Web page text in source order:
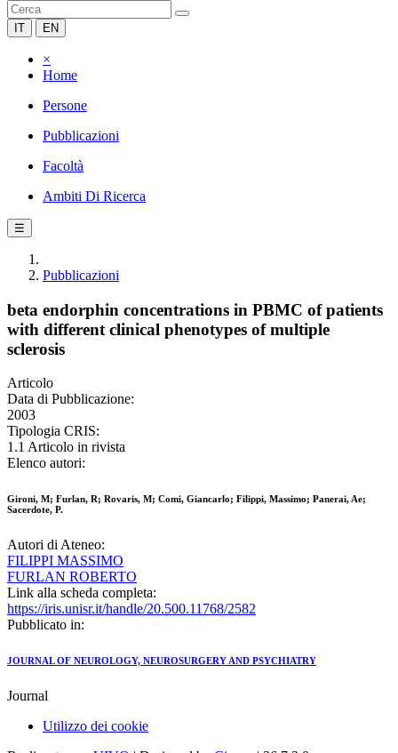
IT EN
×
Home
Persone
Pubblicazioni
Facoltà
Ambiti Di Ricerca
☰
Pubblicazioni
beta endorphin concentrations in PBMC of patients
with different clinical phenotypes of multiple
sclerosis
Articolo
Data di Pubblicazione:
2003
Tipologia CRIS:
1.1 Articolo in rivista
Elenco autori:
Gironi, M; Furlan, R; Rovaris, M; Comi, Giancarlo; Filippi, Massimo; Panerai, Ae;
Sacerdote, P.
Autori di Ateneo:
FILIPPI MASSIMO
FURLAN ROBERTO
Link alla scheda completa:
https://iris.unisr.it/handle/20.500.11768/2582
Pubblicato in:
JOURNAL OF NEUROLOGY, NEUROSURGERY AND PSYCHIATRY
Journal
Utilizzo dei cookie